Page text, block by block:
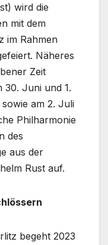
wird die
mit dem
im Rahmen
Näheres
Zeit
30. Juni und 1.
am 2. Juli
Philharmonie
des
aus der
Rust auf.
begeht 2023